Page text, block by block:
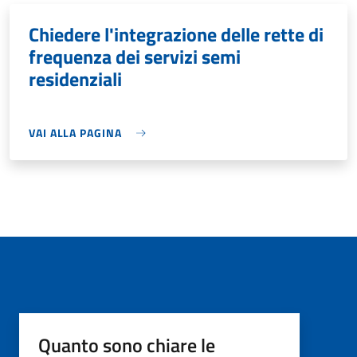
Chiedere l'integrazione delle rette di
frequenza dei servizi semi
residenziali
VAI ALLA PAGINA
Quanto sono chiare le